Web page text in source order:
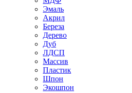
Эмаль
Акрил
Береза
Дерево
Дуб
ЛДСП
Массив
Пластик
Шпон
Экошпон